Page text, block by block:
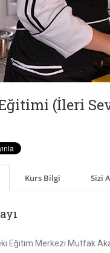
(İleri
Kurs Bilgi Sizi
Eğitim Merkezi Mutfak